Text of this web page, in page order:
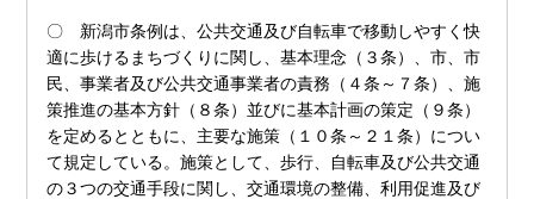
〇 新潟市条例は、公共交通及び自転車で移動しやすく快
適に歩けるまちづくりに関し、基本理念（３条）、市、市
民、事業者及び公共交通事業者の責務（４条～７条）、施
策推進の基本方針（８条）並びに基本計画の策定（９条）
を定めるとともに、主要な施策（１０条～２１条）につい
て規定している。施策として、歩行、自転車及び公共交通
の３つの交通手段に関し、交通環境の整備、利用促進及び